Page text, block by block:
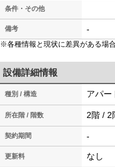
条件・その他
備考 -
※各種情報と現状に差異がある場
設備詳細情報
種別 / 構造 アパー
所在階 / 階数 2階 / 2
契約期間 -
更新料 なし